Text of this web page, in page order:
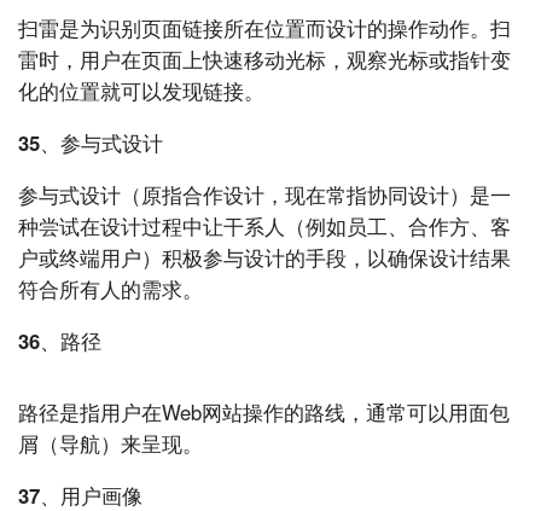
扫雷是为识别页面链接所在位置而设计的操作动作。扫
雷时，用户在页面上快速移动光标，观察光标或指针变
化的位置就可以发现链接。
35、参与式设计
参与式设计（原指合作设计，现在常指协同设计）是一
种尝试在设计过程中让干系人（例如员工、合作方、客
户或终端用户）积极参与设计的手段，以确保设计结果
符合所有人的需求。
36、路径
路径是指用户在Web网站操作的路线，通常可以用面包
屑（导航）来呈现。
37、用户画像